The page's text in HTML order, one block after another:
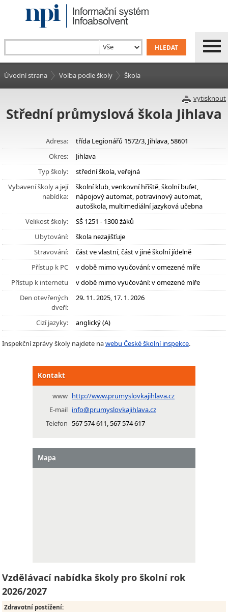
Úvodní strana Volba podle školy Škola
vytisknout
Střední průmyslová škola Jihlava
Adresa:
třída Legionářů 1572/3, Jihlava, 58601
Okres:
Jihlava
Typ školy:
střední škola, veřejná
Vybavení školy a její
nabídka:
školní klub, venkovní hřiště, školní bufet,
nápojový automat, potravinový automat,
autoškola, multimediální jazyková učebna
Velikost školy:
SŠ 1251 - 1300 žáků
Ubytování:
škola nezajišťuje
Stravování:
část ve vlastní, část v jiné školní jídelně
Přístup k PC
v době mimo vyučování: v omezené míře
Přístup k internetu
v době mimo vyučování: v omezené míře
Den otevřených
dveří:
29. 11. 2025, 17. 1. 2026
Cizí jazyky: anglický (A)
Inspekční zprávy školy najdete nawebu České školní inspekce.
Kontakt
www http://www.prumyslovkajihlava.cz
E-mail info@prumyslovkajihlava.cz
Telefon 567 574 611, 567 574 617
Mapa
Vzdělávací nabídka školy pro školní rok
2026/2027
Zdravotní postižení: